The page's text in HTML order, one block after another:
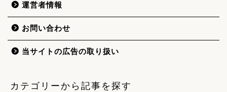
運営者情報
お問い合わせ
当サイトの広告の取り扱い
カテゴリーから記事を探す